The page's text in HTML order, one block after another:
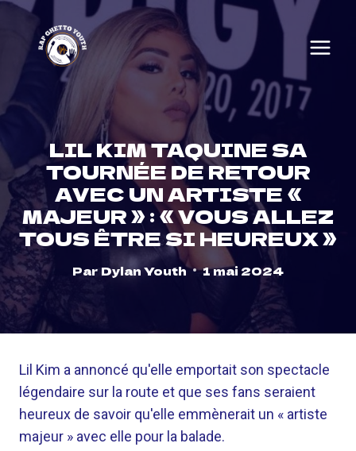
Skip
content
LIL KIM TAQUINE SA
TOURNÉE DE RETOUR
AVEC UN ARTISTE «
MAJEUR » : « VOUS ALLEZ
TOUS ÊTRE SI HEUREUX »
Par Dylan Youth 1 mai 2024
Lil Kim a annoncé qu'elle emportait son spectacle
légendaire sur la route et que ses fans seraient
heureux de savoir qu'elle emmènerait un « artiste
majeur » avec elle pour la balade.